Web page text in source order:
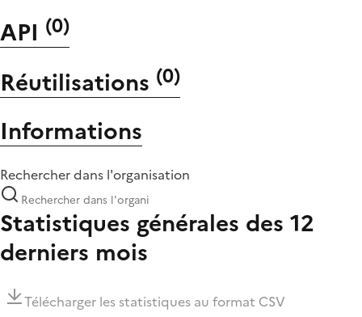
API (0)
Réutilisations (0)
Informations
Rechercher dans l'organisation
Statistiques générales des 12
derniers mois
Télécharger les statistiques au format CSV